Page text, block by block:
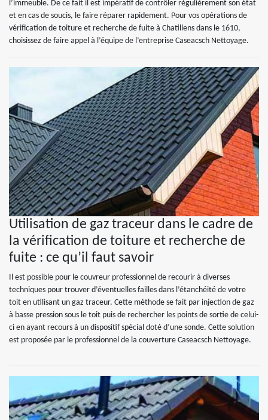
l’immeuble. De ce fait il est impératif de contrôler régulièrement son état
et en cas de soucis, le faire réparer rapidement. Pour vos opérations de
vérification de toiture et recherche de fuite à Chatillens dans le 1610,
choisissez de faire appel à l’équipe de l’entreprise Caseacsch Nettoyage.
Utilisation de gaz traceur dans le cadre de
la vérification de toiture et recherche de
fuite : ce qu’il faut savoir
Il est possible pour le couvreur professionnel de recourir à diverses
techniques pour trouver d’éventuelles failles dans l’étanchéité de votre
toit en utilisant un gaz traceur. Cette méthode se fait par injection de gaz
à basse pression sous le toit puis de rechercher les points de sortie de celui-
ci en ayant recours à un dispositif spécial doté d’une sonde. Cette solution
est proposée par le professionnel de la couverture Caseacsch Nettoyage.